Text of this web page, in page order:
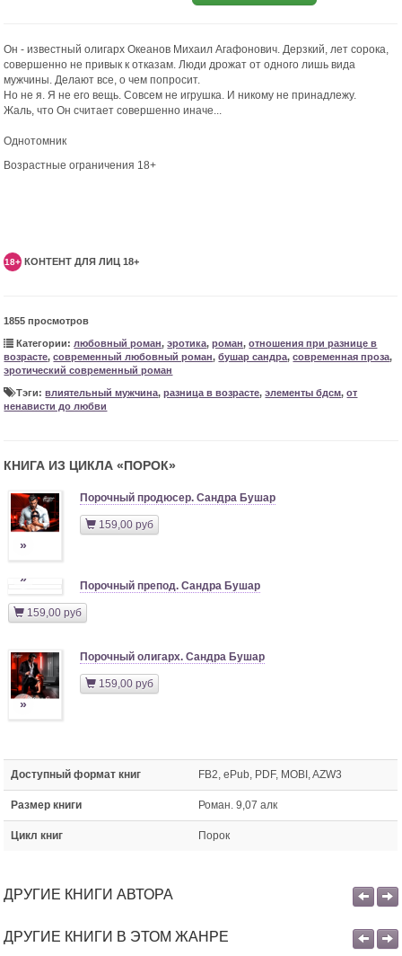
Он - известный олигарх Океанов Михаил Агафонович. Дерзкий, лет сорока,
совершенно не привык к отказам. Люди дрожат от одного лишь вида
мужчины. Делают все, о чем попросит.
Но не я. Я не его вещь. Совсем не игрушка. И никому не принадлежу.
Жаль, что Он считает совершенно иначе...
Однотомник
Возрастные ограничения 18+
18+ КОНТЕНТ ДЛЯ ЛИЦ 18+
1855 просмотров
Категории: любовный роман,эротика,роман,отношения при разнице в
возрасте,современный любовный роман,бушар сандра,современная проза,
эротический современный роман
Тэги:влиятельный мужчина,разница в возрасте,элементы бдсм,от
ненависти до любви
КНИГА ИЗ ЦИКЛА «ПОРОК»
»
Порочный продюсер. Сандра Бушар
159,00 руб
» Порочный препод. Сандра Бушар
159,00 руб
»
Порочный олигарх. Сандра Бушар
159,00 руб
Доступный формат книг FB2, ePub, PDF, MOBI, AZW3
Размер книги Роман. 9,07 алк
Цикл книг Порок
ДРУГИЕ КНИГИ АВТОРА
ДРУГИЕ КНИГИ В ЭТОМ ЖАНРЕ